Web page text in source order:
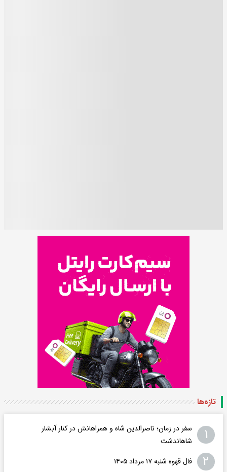
تازه‌ها
۱
سفر در زمان؛ ناصرالدین شاه و همراهانش در کنار آبشار
شاهاندشت
۲ فال قهوه شنبه ۱۷ مرداد ۱۴۰۵